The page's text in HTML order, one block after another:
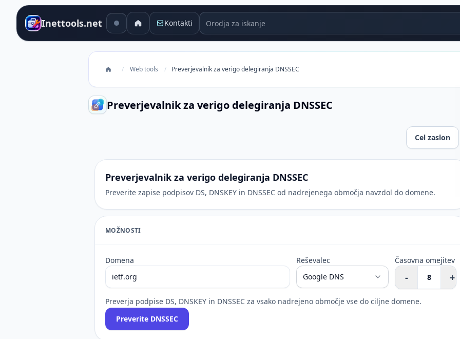
Inettools.net Kontakti Orodja za iskanje
/ Web tools / Preverjevalnik za verigo delegiranja DNSSEC
Preverjevalnik za verigo delegiranja DNSSEC
Cel zaslon
Preverjevalnik za verigo delegiranja DNSSEC
Preverite zapise podpisov DS, DNSKEY in DNSSEC od nadrejenega območja navzdol do domene.
MOŽNOSTI
Domena Reševalec Časovna omejitev
- +
Preverja podpise DS, DNSKEY in DNSSEC za vsako nadrejeno območje vse do ciljne domene.
Preverite DNSSEC